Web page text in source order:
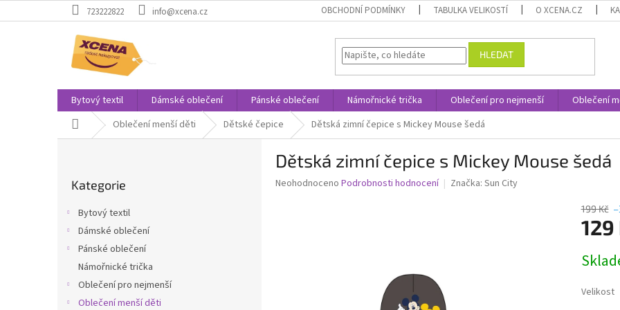
na
723222822 info@xcena.cz OBCHODNÍ PODMÍNKY TABULKA VELIKOSTÍ O XCENA.CZ
HLEDAT
Bytový textil Dámské oblečení Pánské oblečení Námořnické trička Oblečení pro nejmenší Oblečení
Domů Oblečení menší děti Dětské čepice Dětská zimní čepice s Mickey Mouse šedá
kategorie
Kategorie
Bytový textil
Dámské oblečení
Pánské oblečení
Námořnické trička
Oblečení pro nejmenší
Oblečení menší děti
Dětská zimní čepice s Mickey Mouse šedá
Průměrné
Neohodnoceno Podrobnosti hodnocení Značka: Sun City
199 Kč
129
cena:
Velikost